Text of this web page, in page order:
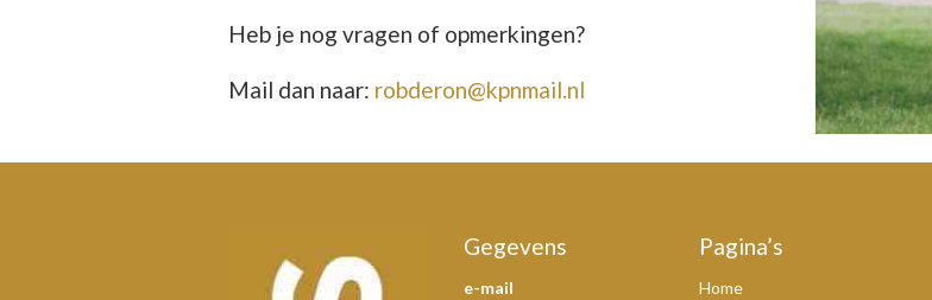
Heb je nog vragen of opmerkingen?
Mail dan naar: robderon@kpnmail.nl
Gegevens
e-mail
Pagina’s
Home